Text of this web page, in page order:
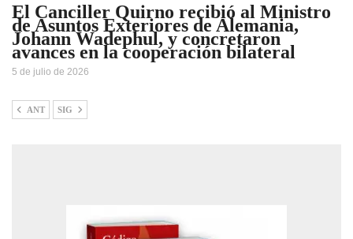
El Canciller Quirno recibió al Ministro
de Asuntos Exteriores de Alemania,
Johann Wadephul, y concretaron
avances en la cooperación bilateral
5 de julio de 2026
ANT SIG